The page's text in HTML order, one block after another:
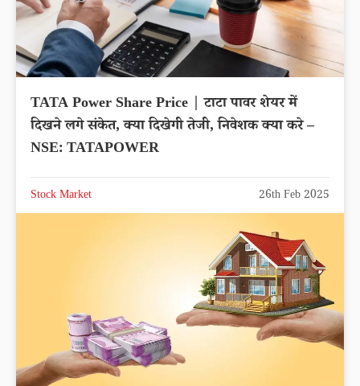
TATA Power Share Price | टाटा पावर शेयर में
दिखने लगे संकेत, क्या दिखेगी तेजी, निवेशक क्या करे –
NSE: TATAPOWER
Stock Market 26th Feb 2025